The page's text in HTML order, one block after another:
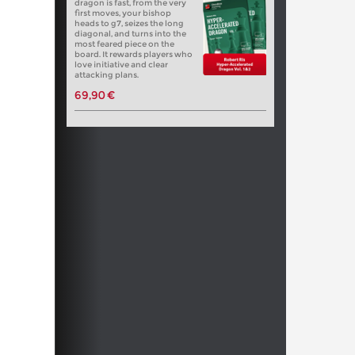
dragon is fast, from the very
first moves, your bishop
heads to g7, seizes the long
diagonal, and turns into the
most feared piece on the
board. It rewards players who
love initiative and clear
attacking plans.
69,90 €